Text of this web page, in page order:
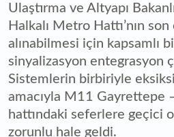
Ulaştırma ve Altyapı
Halkalı Metro Hattı’nın
alınabilmesi için kapsamlı
sinyalizasyon entegrasyon
Sistemlerin birbiriyle
amacıyla M11 Gayrettepe
hattındaki seferlere geçici
zorunlu hale geldi.